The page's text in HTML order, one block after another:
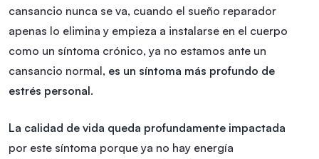
cansancio nunca se va, cuando el sueño reparador
apenas lo elimina y empieza a instalarse en el cuerpo
como un síntoma crónico, ya no estamos ante un
cansancio normal, es un síntoma más profundo de
estrés personal.
La calidad de vida queda profundamente impactada
por este síntoma porque ya no hay energía